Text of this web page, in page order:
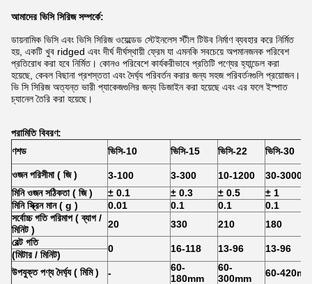
আমাদের ভিসি সিরিজ সম্পর্কে:
ডায়নামিক ভিসি এবং ভিসি সিরিজ ওয়েল্ডেড স্টেইনলেস স্টীল টিউব নির্মাণ ব্যবহার করে নির্মিত
হয়, একটি খুব ridged এবং দীর্ঘ দীর্ঘস্থায়ী ফ্রেম যা এমনকি সবচেয়ে অপমানজনক পরিবেশ
প্রতিরোধ করা হবে নির্মিত। কোনও পরিবেশে কার্যকরীভাবে প্রতিটি পণ্যের হ্যান্ডেল করা
হয়েছে, কেবল বিছানা প্রশস্ততা এবং দৈর্ঘ্য পরিবর্তন করার জন্য সহজ পরিবর্তনগুলি প্রয়োজন।
ভি সি সিরিজ অত্যন্ত ভারী প্যাকেজগুলির জন্য ডিজাইন করা হয়েছে এবং এর ফলে ইস্পাত
চ্যানেল তৈরি করা হয়েছে।
পরামিতি বিবরণ:
ণশড
ভিসি-10 ভিসি-15 ভিসি-22 ভিসি-30
ওজন পরিসীমা ( জি ) 3-100 3-300 10-1200
30-3000
মিনি ওজন সঠিকতা ( জি ) ± 0.1 ± 0.3 ± 0.5
± 1
মিনি স্ক্রিন মান ( g ) 0.01 0.1 0.1
0.1
সর্বোচ্চ গতি পরিমাপ ( ব্যাগ /
মিনিট ) 20 330 210
180
বেল্ট গতি
0 16-118 13-96 13-96
(মিটার / মিনিট)
উপযুক্ত পণ্য দৈর্ঘ্য ( মিমি ) -
60-
180mm
60-
300mm
60-